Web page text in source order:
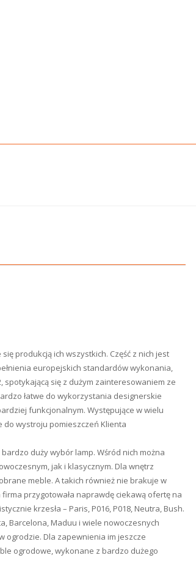
produkcją ich wszystkich. Część z nich jest
europejskich standardów wykonania,
spotykającą się z dużym zainteresowaniem ze
łatwe do wykorzystania designerskie
funkcjonalnym. Występujące w wielu
do wystroju pomieszczeń Klienta
duży wybór lamp. Wśród nich można
jak i klasycznym. Dla wnętrz
meble. A takich również nie brakuje w
przygotowała naprawdę ciekawą ofertę na
krzesła – Paris, P016, P018, Neutra, Bush.
Barcelona, Maduu i wiele nowoczesnych
ogrodzie. Dla zapewnienia im jeszcze
ogrodowe, wykonane z bardzo dużego